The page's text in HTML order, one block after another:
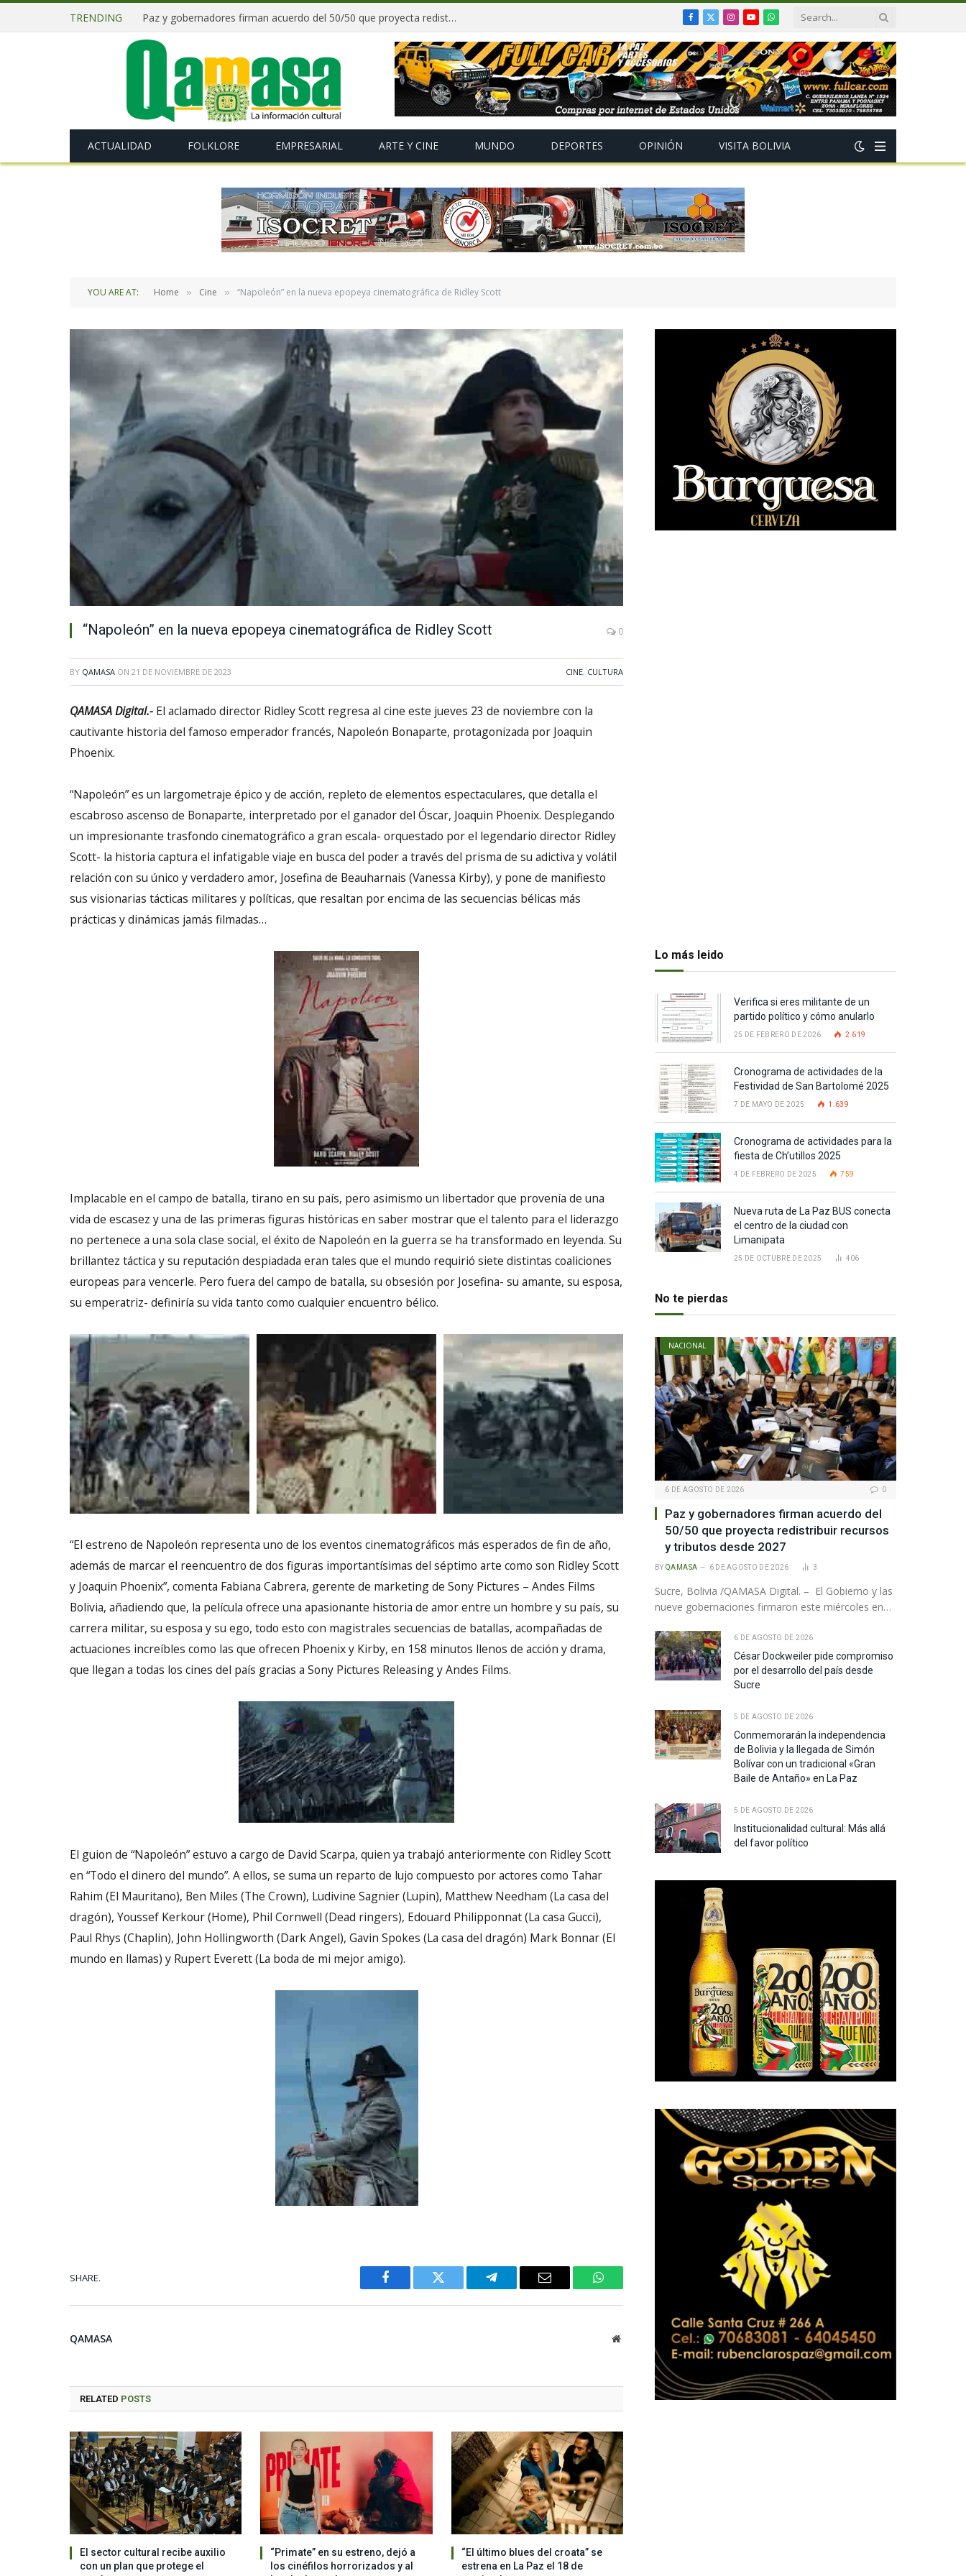
TRENDING Paz y gobernadores firman acuerdo del 50/50 que proyecta redistribuir recursos y tributos desde 2027 Facebook
X
(Twitter)
Instagram
YouTubeWhatsApp
ACTUALIDAD FOLKLORE EMPRESARIAL ARTE Y CINE MUNDO DEPORTES OPINIÓN VISITA BOLIVIA
YOU ARE AT: Home » Cine » “Napoleón” en la nueva epopeya cinematográfica de Ridley Scott
“Napoleón” en la nueva epopeya cinematográfica de Ridley Scott 0
BY QAMASA ON 21 DE NOVIEMBRE DE 2023 CINE, CULTURA
QAMASA Digital.- El aclamado director Ridley Scott regresa al cine este jueves 23 de noviembre con la
cautivante historia del famoso emperador francés, Napoleón Bonaparte, protagonizada por Joaquin
Phoenix.
“Napoleón” es un largometraje épico y de acción, repleto de elementos espectaculares, que detalla el
escabroso ascenso de Bonaparte, interpretado por el ganador del Óscar, Joaquin Phoenix. Desplegando
un impresionante trasfondo cinematográfico a gran escala- orquestado por el legendario director Ridley
Scott- la historia captura el infatigable viaje en busca del poder a través del prisma de su adictiva y volátil
relación con su único y verdadero amor, Josefina de Beauharnais (Vanessa Kirby), y pone de manifiesto
sus visionarias tácticas militares y políticas, que resaltan por encima de las secuencias bélicas más
prácticas y dinámicas jamás filmadas…
Implacable en el campo de batalla, tirano en su país, pero asimismo un libertador que provenía de una
vida de escasez y una de las primeras figuras históricas en saber mostrar que el talento para el liderazgo
no pertenece a una sola clase social, el éxito de Napoleón en la guerra se ha transformado en leyenda. Su
brillantez táctica y su reputación despiadada eran tales que el mundo requirió siete distintas coaliciones
europeas para vencerle. Pero fuera del campo de batalla, su obsesión por Josefina- su amante, su esposa,
su emperatriz- definiría su vida tanto como cualquier encuentro bélico.
“El estreno de Napoleón representa uno de los eventos cinematográficos más esperados de fin de año,
además de marcar el reencuentro de dos figuras importantísimas del séptimo arte como son Ridley Scott
y Joaquin Phoenix”, comenta Fabiana Cabrera, gerente de marketing de Sony Pictures – Andes Films
Bolivia, añadiendo que, la película ofrece una apasionante historia de amor entre un hombre y su país, su
carrera militar, su esposa y su ego, todo esto con magistrales secuencias de batallas, acompañadas de
actuaciones increíbles como las que ofrecen Phoenix y Kirby, en 158 minutos llenos de acción y drama,
que llegan a todas los cines del país gracias a Sony Pictures Releasing y Andes Films.
El guion de “Napoleón” estuvo a cargo de David Scarpa, quien ya trabajó anteriormente con Ridley Scott
en “Todo el dinero del mundo”. A ellos, se suma un reparto de lujo compuesto por actores como Tahar
Rahim (El Mauritano), Ben Miles (The Crown), Ludivine Sagnier (Lupin), Matthew Needham (La casa del
dragón), Youssef Kerkour (Home), Phil Cornwell (Dead ringers), Edouard Philipponnat (La casa Gucci),
Paul Rhys (Chaplin), John Hollingworth (Dark Angel), Gavin Spokes (La casa del dragón) Mark Bonnar (El
mundo en llamas) y Rupert Everett (La boda de mi mejor amigo).
SHARE.
Facebook Twitter Telegram Email WhatsApp
QAMASA Website
RELATED POSTS
El sector cultural recibe auxilio
con un plan que protege el
“Primate” en su estreno, dejó a
los cinéfilos horrorizados y al
“El último blues del croata” se
estrena en La Paz el 18 de
Lo más leido
Verifica si eres militante de un
partido político y cómo anularlo
25 DE FEBRERO DE 2026 2.619
Cronograma de actividades de la
Festividad de San Bartolomé 2025
7 DE MAYO DE 2025 1.639
Cronograma de actividades para la
fiesta de Ch’utillos 2025
4 DE FEBRERO DE 2025 759
Nueva ruta de La Paz BUS conecta
el centro de la ciudad con
Limanipata
25 DE OCTUBRE DE 2025 406
No te pierdas
NACIONAL
6 DE AGOSTO DE 2026 0
Paz y gobernadores firman acuerdo del
50/50 que proyecta redistribuir recursos
y tributos desde 2027
BY QAMASA 6 DE AGOSTO DE 2026 3
Sucre, Bolivia /QAMASA Digital. – El Gobierno y las
nueve gobernaciones firmaron este miércoles en…
6 DE AGOSTO DE 2026
César Dockweiler pide compromiso
por el desarrollo del país desde
Sucre
5 DE AGOSTO DE 2026
Conmemorarán la independencia
de Bolivia y la llegada de Simón
Bolívar con un tradicional «Gran
Baile de Antaño» en La Paz
5 DE AGOSTO DE 2026
Institucionalidad cultural: Más allá
del favor político